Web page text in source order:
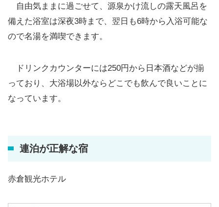
自由気ままに過ごせて、源泉かけ流しの露天風呂を
備えた浴室は深夜3時まで、翌日も6時から入浴可能な
ので名湯を満喫できます。
ドリンクカウンターには250円から日本酒などが揃
っており、大浴場以外ならどこでも飲んで良いことに
なっています。
連泊が正解な宿
赤倉観光ホテル